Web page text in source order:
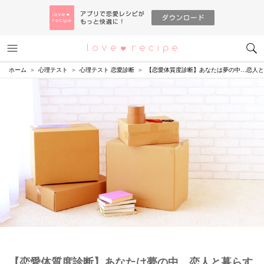
恋愛レシピ
ホーム 心理テスト 心理テスト 恋愛診断 【恋愛体質度診断】あなたは夢の中…恋人